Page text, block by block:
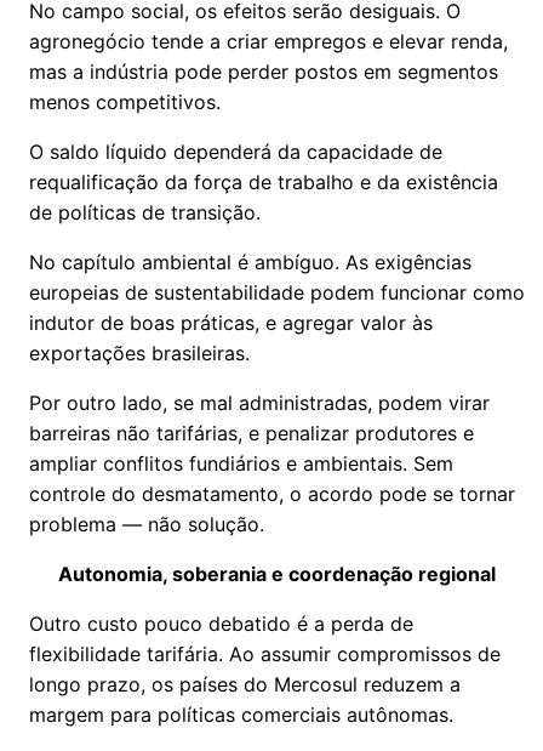
No campo social, os efeitos serão desiguais. O
agronegócio tende a criar empregos e elevar renda,
mas a indústria pode perder postos em segmentos
menos competitivos.
O saldo líquido dependerá da capacidade de
requalificação da força de trabalho e da existência
de políticas de transição.
No capítulo ambiental é ambíguo. As exigências
europeias de sustentabilidade podem funcionar como
indutor de boas práticas, e agregar valor às
exportações brasileiras.
Por outro lado, se mal administradas, podem virar
barreiras não tarifárias, e penalizar produtores e
ampliar conflitos fundiários e ambientais. Sem
controle do desmatamento, o acordo pode se tornar
problema — não solução.
Autonomia, soberania e coordenação regional
Outro custo pouco debatido é a perda de
flexibilidade tarifária. Ao assumir compromissos de
longo prazo, os países do Mercosul reduzem a
margem para políticas comerciais autônomas.